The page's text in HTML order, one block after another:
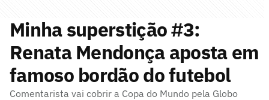
Minha superstição #3:
Renata Mendonça aposta em
famoso bordão do futebol
Comentarista vai cobrir a Copa do Mundo pela Globo